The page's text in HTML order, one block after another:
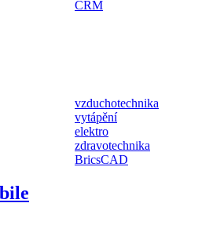
CRM
vzduchotechnika
vytápění
elektro
zdravotechnika
BricsCAD